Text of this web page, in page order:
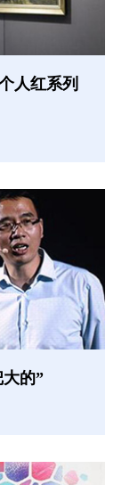
人红系列
的”